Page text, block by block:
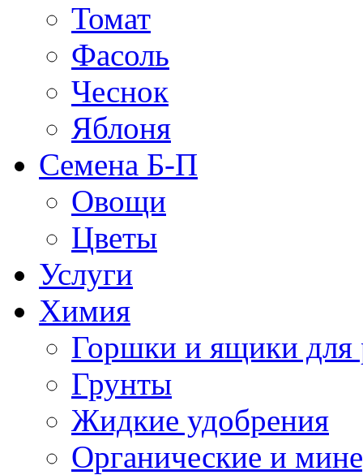
Томат
Фасоль
Чеснок
Яблоня
Семена Б-П
Овощи
Цветы
Услуги
Химия
Горшки и ящики для
Грунты
Жидкие удобрения
Органические и